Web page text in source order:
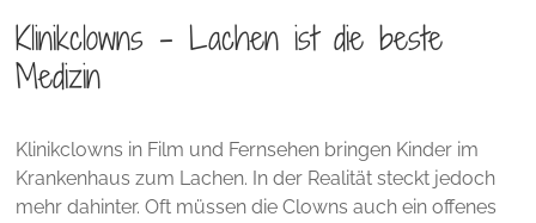
Klinikclowns – Lachen ist die beste
Medizin
Klinikclowns in Film und Fernsehen bringen Kinder im
Krankenhaus zum Lachen. In der Realität steckt jedoch
mehr dahinter. Oft müssen die Clowns auch ein offenes